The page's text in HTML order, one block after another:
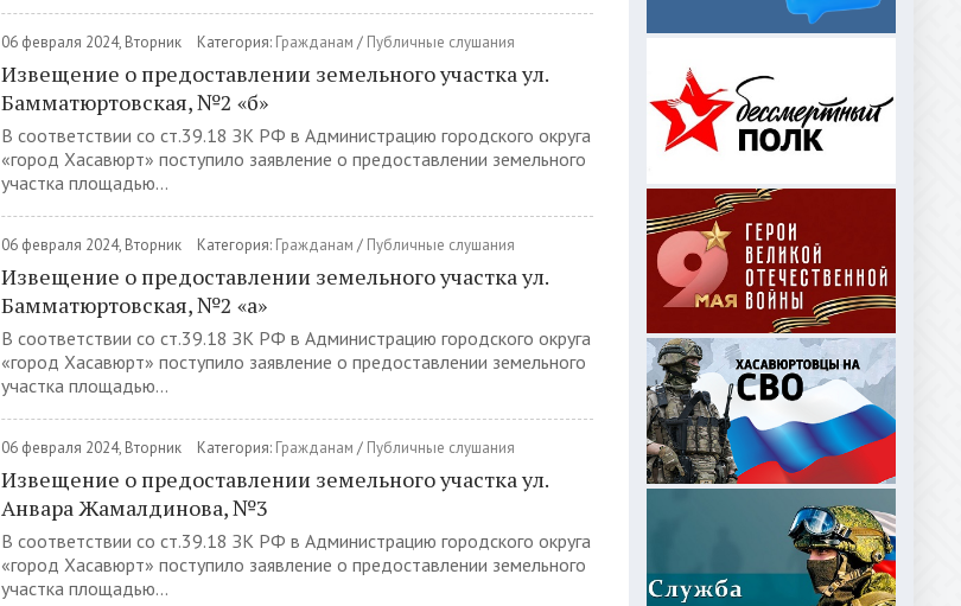
06 февраля 2024, Вторник Категория: Гражданам / Публичные слушания
Извещение о предоставлении земельного участка ул.
Бамматюртовская, №2 «б»
В соответствии со ст.39.18 ЗК РФ в Администрацию городского округа
«город Хасавюрт» поступило заявление о предоставлении земельного
участка площадью...
06 февраля 2024, Вторник Категория: Гражданам / Публичные слушания
Извещение о предоставлении земельного участка ул.
Бамматюртовская, №2 «а»
В соответствии со ст.39.18 ЗК РФ в Администрацию городского округа
«город Хасавюрт» поступило заявление о предоставлении земельного
участка площадью...
06 февраля 2024, Вторник Категория: Гражданам / Публичные слушания
Извещение о предоставлении земельного участка ул.
Анвара Жамалдинова, №3
В соответствии со ст.39.18 ЗК РФ в Администрацию городского округа
«город Хасавюрт» поступило заявление о предоставлении земельного
участка площадью...